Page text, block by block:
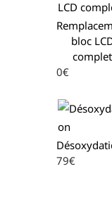
bloc
complet
0€
79€